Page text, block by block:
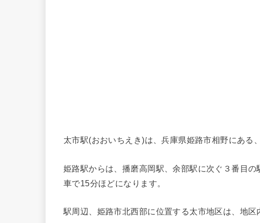
太市駅(おおいちえき)は、兵庫県姫路市相野にある
姫路駅からは、播磨高岡駅、余部駅に次ぐ３番目
車で15分ほどになります。
駅周辺、姫路市北西部に位置する太市地区は、地区